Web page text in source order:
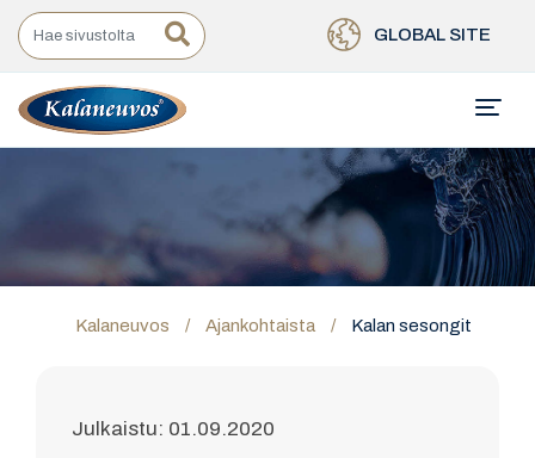
GLOBAL SITE
Kalaneuvos / Ajankohtaista / Kalan sesongit
Julkaistu: 01.09.2020